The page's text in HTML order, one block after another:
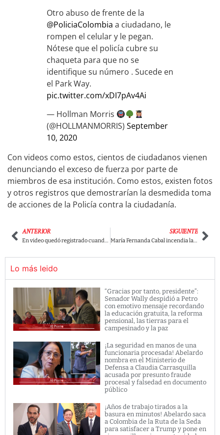
Otro abuso de frente de la
@PoliciaColombia a ciudadano, le
rompen el celular y le pegan.
Nótese que el policía cubre su
chaqueta para que no se
identifique su número . Sucede en
el Park Way.
pic.twitter.com/xDI7pAv4Ai
— Hollman Morris
(@HOLLMANMORRIS) September
10, 2020
Con videos como estos, cientos de ciudadanos vienen
denunciando el exceso de fuerza por parte de
miembros de esa institución. Como estos, existen fotos
y otros registros que demostrarían la desmedida toma
de acciones de la Policía contra la ciudadanía.
ANTERIOR SIGUIENTE
Lo más leido
“Gracias por tanto, presidente”:
Senador Wally despidió a Petro
con emotivo mensaje recordando
la educación gratuita, la reforma
pensional, las tierras para el
campesinado y la paz
¡La seguridad en manos de una
funcionaria procesada! Abelardo
nombra en el Ministerio de
Defensa a Claudia Carrasquilla
acusada por presunto fraude
procesal y falsedad en documento
público
¡Años de trabajo tirados a la
basura en minutos! Abelardo saca
a Colombia de la Ruta de la Seda
para satisfacer a Trump y pone en